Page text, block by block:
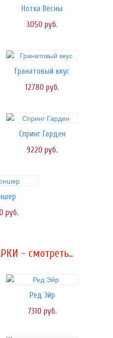
Нотка Весны
3050 руб.
Гранатовый вкус
12780 руб.
Спринг Гарден
9220 руб.
руб.
- смотреть..
Ред Эйр
7310 руб.